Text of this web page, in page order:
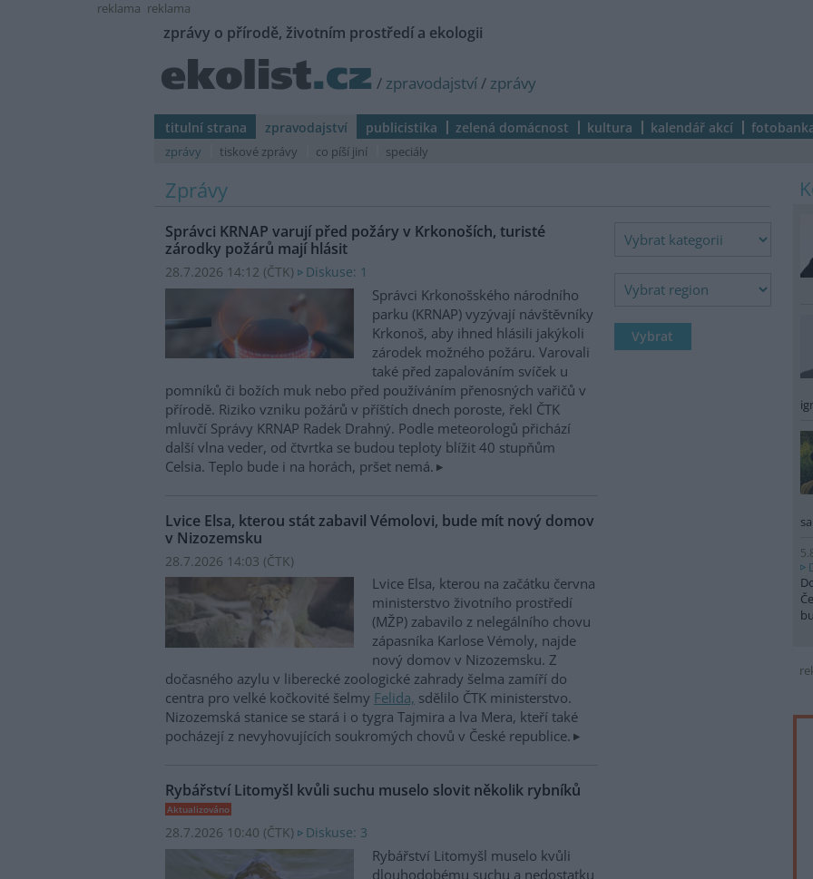
reklama reklama
zprávy o přírodě, životním prostředí a ekologii
/ zpravodajství/ zprávy
titulní strana zpravodajství publicistika zelená domácnost kultura kalendář akcí
zprávy tiskové zprávy co píší jiní speciály
Zprávy
Správci KRNAP varují před požáry v Krkonoších, turisté
zárodky požárů mají hlásit
28.7.2026 14:12 (ČTK) Diskuse: 1
Správci Krkonošského národního
parku (KRNAP) vyzývají návštěvníky
Krkonoš, aby ihned hlásili jakýkoli
zárodek možného požáru. Varovali
také před zapalováním svíček u
pomníků či božích muk nebo před používáním přenosných vařičů v
přírodě. Riziko vzniku požárů v příštích dnech poroste, řekl ČTK
mluvčí Správy KRNAP Radek Drahný. Podle meteorologů přichází
další vlna veder, od čtvrtka se budou teploty blížit 40 stupňům
Celsia. Teplo bude i na horách, pršet nemá.
Lvice Elsa, kterou stát zabavil Vémolovi, bude mít nový domov
v Nizozemsku
28.7.2026 14:03 (ČTK)
Lvice Elsa, kterou na začátku června
ministerstvo životního prostředí
(MŽP) zabavilo z nelegálního chovu
zápasníka Karlose Vémoly, najde
nový domov v Nizozemsku. Z
dočasného azylu v liberecké zoologické zahrady šelma zamíří do
centra pro velké kočkovité šelmy Felida, sdělilo ČTK ministerstvo.
Nizozemská stanice se stará i o tygra Tajmira a lva Mera, kteří také
pocházejí z nevyhovujících soukromých chovů v České republice.
Rybářství Litomyšl kvůli suchu muselo slovit několik rybníků
Aktualizováno
28.7.2026 10:40 (ČTK) Diskuse: 3
Rybářství Litomyšl muselo kvůli
dlouhodobému suchu a nedostatku